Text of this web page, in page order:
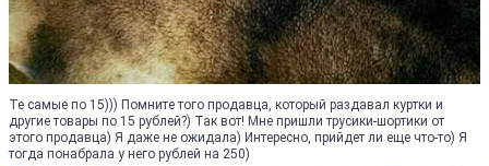
Те самые по 15))) Помните того продавца, который раздавал куртки и
другие товары по 15 рублей?) Так вот! Мне пришли трусики-шортики от
этого продавца) Я даже не ожидала) Интересно, прийдет ли еще что-то) Я
тогда понабрала у него рублей на 250)